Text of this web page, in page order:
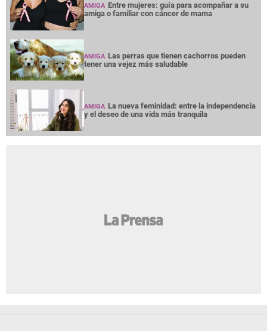
AMIGA Entre mujeres: guía para acompañar a su
amiga o familiar con cáncer de mama
AMIGA Las perras que tienen cachorros pueden
tener una vejez más saludable
AMIGA La nueva feminidad: entre la independencia
y el deseo de una vida más tranquila